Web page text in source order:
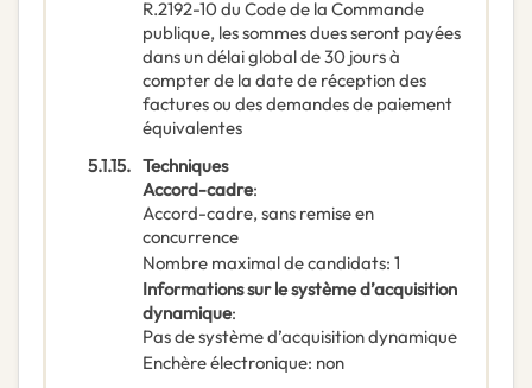
R.2192-10 du Code de la Commande
publique, les sommes dues seront payées
dans un délai global de 30 jours à
compter de la date de réception des
factures ou des demandes de paiement
équivalentes
5.1.15. Techniques
Accord-cadre:
Accord-cadre, sans remise en
concurrence
Nombre maximal de candidats: 1
Informations sur le système d’acquisition
dynamique:
Pas de système d’acquisition dynamique
Enchère électronique: non